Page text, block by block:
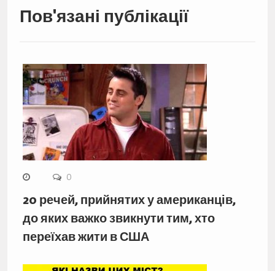
Пов'язані публікації
0
20 речей, прийнятих у американців,
до яких важко звикнути тим, хто
переїхав жити в США